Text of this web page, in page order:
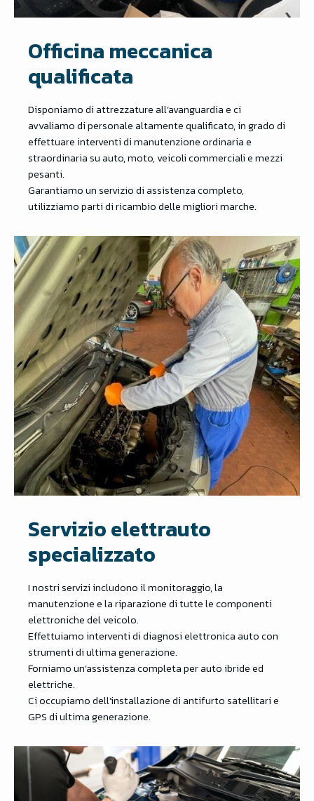
Officina meccanica
qualificata
Disponiamo di attrezzature all’avanguardia e ci
avvaliamo di personale altamente qualificato, in grado di
effettuare interventi di manutenzione ordinaria e
straordinaria su auto, moto, veicoli commerciali e mezzi
pesanti.
Garantiamo un servizio di assistenza completo,
utilizziamo parti di ricambio delle migliori marche.
Servizio elettrauto
specializzato
I nostri servizi includono il monitoraggio, la
manutenzione e la riparazione di tutte le componenti
elettroniche del veicolo.
Effettuiamo interventi di diagnosi elettronica auto con
strumenti di ultima generazione.
Forniamo un’assistenza completa per auto ibride ed
elettriche.
Ci occupiamo dell’installazione di antifurto satellitari e
GPS di ultima generazione.